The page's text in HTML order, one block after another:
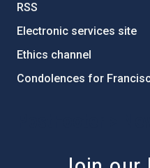
RSS
Electronic services site
Ethics channel
Condolences for